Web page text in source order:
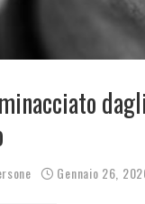
Gennaio 26,